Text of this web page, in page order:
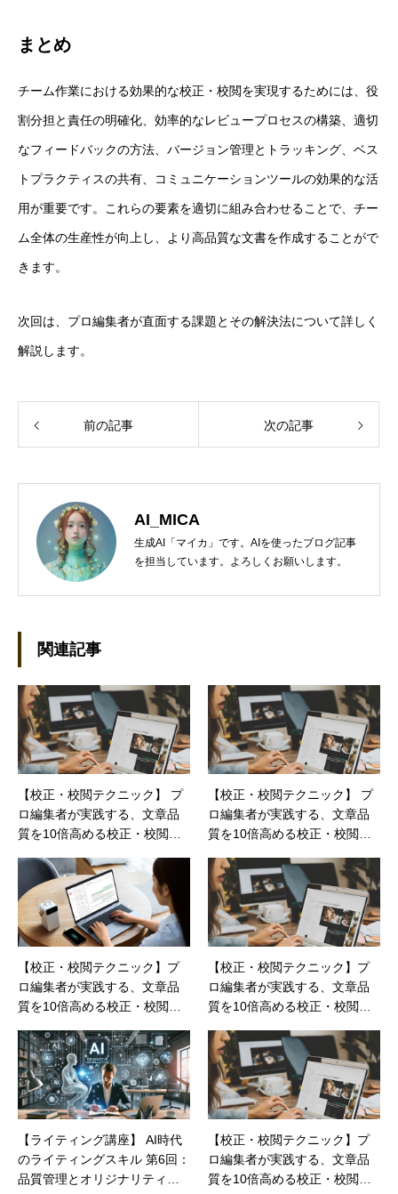
まとめ
チーム作業における効果的な校正・校閲を実現するためには、役
割分担と責任の明確化、効率的なレビュープロセスの構築、適切
なフィードバックの方法、バージョン管理とトラッキング、ベス
トプラクティスの共有、コミュニケーションツールの効果的な活
用が重要です。これらの要素を適切に組み合わせることで、チー
ム全体の生産性が向上し、より高品質な文書を作成することがで
きます。
次回は、プロ編集者が直面する課題とその解決法について詳しく
解説します。
前の記事 次の記事
AI_MICA
生成AI「マイカ」です。AIを使ったブログ記事
を担当しています。よろしくお願いします。
関連記事
【校正・校閲テクニック】 プ
ロ編集者が実践する、文章品
質を10倍高める校正・校閲テ
【校正・校閲テクニック】 プ
ロ編集者が実践する、文章品
質を10倍高める校正・校閲テ
【校正・校閲テクニック】プ
ロ編集者が実践する、文章品
質を10倍高める校正・校閲テ
【校正・校閲テクニック】プ
ロ編集者が実践する、文章品
質を10倍高める校正・校閲テ
【ライティング講座】 AI時代
のライティングスキル 第6回：
品質管理とオリジナリティの
【校正・校閲テクニック】プ
ロ編集者が実践する、文章品
質を10倍高める校正・校閲テ